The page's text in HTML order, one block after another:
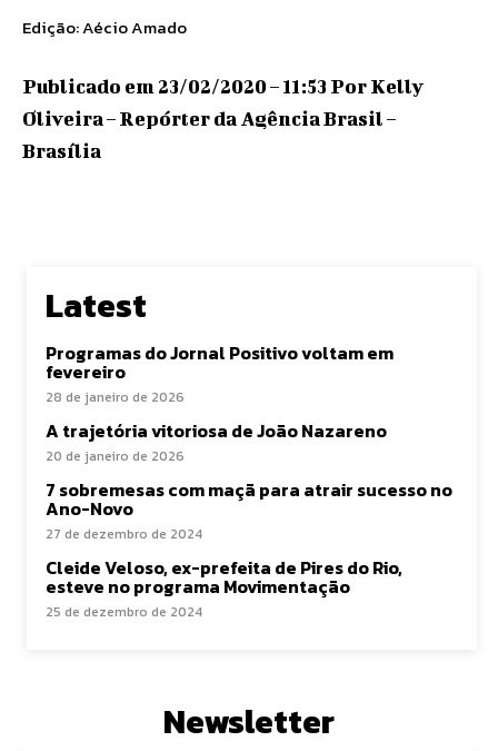
Edição: Aécio Amado
Publicado em 23/02/2020 – 11:53 Por Kelly
Oliveira – Repórter da Agência Brasil –
Brasília
Latest
Programas do Jornal Positivo voltam em
fevereiro
28 de janeiro de 2026
A trajetória vitoriosa de João Nazareno
20 de janeiro de 2026
7 sobremesas com maçã para atrair sucesso no
Ano-Novo
27 de dezembro de 2024
Cleide Veloso, ex-prefeita de Pires do Rio,
esteve no programa Movimentação
25 de dezembro de 2024
Newsletter